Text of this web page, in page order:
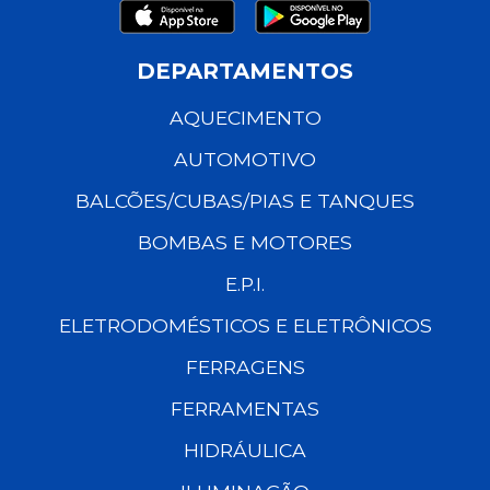
DEPARTAMENTOS
AQUECIMENTO
AUTOMOTIVO
BALCÕES/CUBAS/PIAS E TANQUES
BOMBAS E MOTORES
E.P.I.
ELETRODOMÉSTICOS E ELETRÔNICOS
FERRAGENS
FERRAMENTAS
HIDRÁULICA